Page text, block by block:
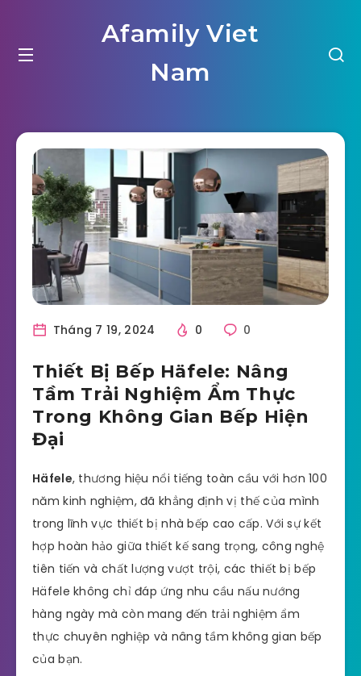
Afamily Viet
Nam
Tháng 7 19, 2024 0 0
Thiết Bị Bếp Häfele: Nâng
Tầm Trải Nghiệm Ẩm Thực
Trong Không Gian Bếp Hiện
Đại
Häfele, thương hiệu nổi tiếng toàn cầu với hơn 100
năm kinh nghiệm, đã khẳng định vị thế của mình
trong lĩnh vực thiết bị nhà bếp cao cấp. Với sự kết
hợp hoàn hảo giữa thiết kế sang trọng, công nghệ
tiên tiến và chất lượng vượt trội, các thiết bị bếp
Häfele không chỉ đáp ứng nhu cầu nấu nướng
hàng ngày mà còn mang đến trải nghiệm ẩm
thực chuyên nghiệp và nâng tầm không gian bếp
của bạn.